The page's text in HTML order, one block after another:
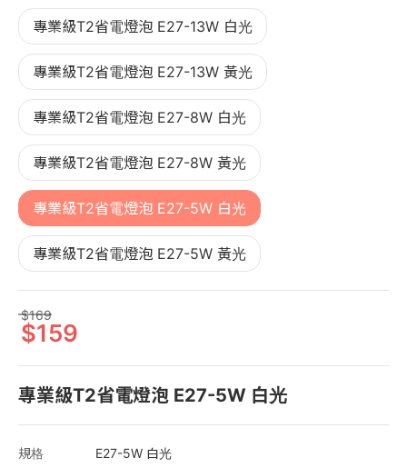
專業級T2省電燈泡 E27-13W 白光
專業級T2省電燈泡 E27-13W 黃光
專業級T2省電燈泡 E27-8W 白光
專業級T2省電燈泡 E27-8W 黃光
專業級T2省電燈泡 E27-5W 白光
專業級T2省電燈泡 E27-5W 黃光
169
159
專業級T2省電燈泡 E27-5W 白光
規格
E27-5W 白光